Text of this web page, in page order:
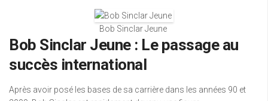
Bob Sinclar Jeune
Bob Sinclar Jeune : Le passage au
succès international
Après avoir posé les bases de sa carrière dans les années 90 et